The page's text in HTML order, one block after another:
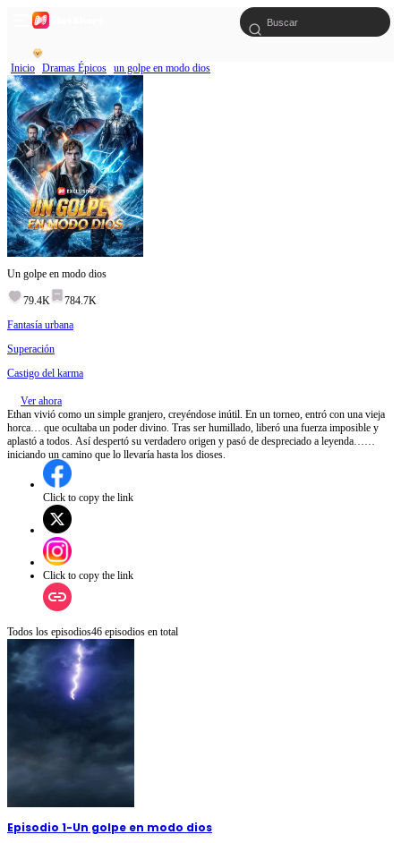
Inicio Dramas Épicos un golpe en modo dios
Un golpe en modo dios
79.4K
784.7K
Fantasía urbana
Superación
Castigo del karma
Ver ahora
Ethan vivió como un simple granjero, creyéndose inútil. En un torneo, entró con una vieja
horca… que ocultaba un poder divino. Tras ser humillado, liberó una fuerza imposible y
aplastó a todos. Así despertó su verdadero origen y pasó de despreciado a leyenda…
iniciando un camino que lo llevaría hasta los dioses.
Click to copy the link
Click to copy the link
Todos los episodios46 episodios en total
Episodio 1-Un golpe en modo dios